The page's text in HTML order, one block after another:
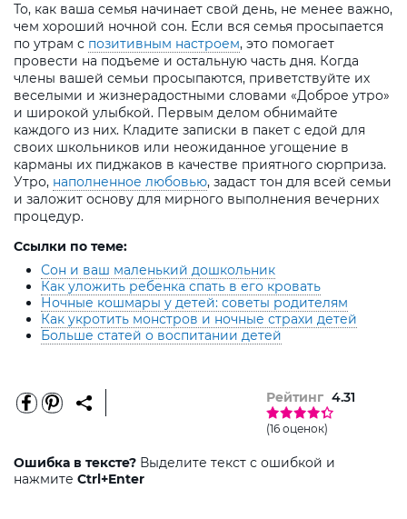
То, как ваша семья начинает свой день, не менее важно,
чем хороший ночной сон. Если вся семья просыпается
по утрам с позитивным настроем, это помогает
провести на подъеме и остальную часть дня. Когда
члены вашей семьи просыпаются, приветствуйте их
веселыми и жизнерадостными словами «Доброе утро»
и широкой улыбкой. Первым делом обнимайте
каждого из них. Кладите записки в пакет с едой для
своих школьников или неожиданное угощение в
карманы их пиджаков в качестве приятного сюрприза.
Утро, наполненное любовью, задаст тон для всей семьи
и заложит основу для мирного выполнения вечерних
процедур.
Ссылки по теме:
Сон и ваш маленький дошкольник
Как уложить ребенка спать в его кровать
Ночные кошмары у детей: советы родителям
Как укротить монстров и ночные страхи детей
Больше статей о воспитании детей
Рейтинг 4.31
(16 оценок)
Ошибка в тексте? Выделите текст с ошибкой и
нажмите Ctrl+Enter